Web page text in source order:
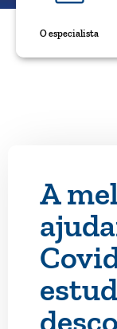
O especialista
A